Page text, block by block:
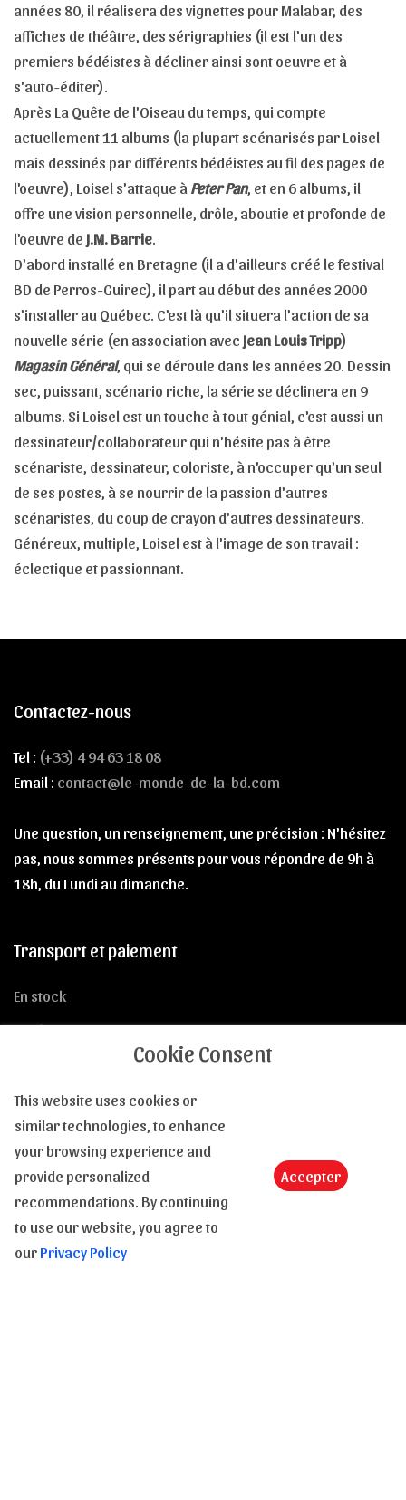
années 80, il réalisera des vignettes pour Malabar, des
affiches de théâtre, des sérigraphies (il est l'un des
premiers bédéistes à décliner ainsi sont oeuvre et à
s'auto-éditer).
Après La Quête de l'Oiseau du temps, qui compte
actuellement 11 albums (la plupart scénarisés par Loisel
mais dessinés par différents bédéistes au fil des pages de
l'oeuvre), Loisel s'attaque à Peter Pan, et en 6 albums, il
offre une vision personnelle, drôle, aboutie et profonde de
l'oeuvre de J.M. Barrie.
D'abord installé en Bretagne (il a d'ailleurs créé le festival
BD de Perros-Guirec), il part au début des années 2000
s'installer au Québec. C'est là qu'il situera l'action de sa
nouvelle série (en association avec Jean Louis Tripp)
Magasin Général, qui se déroule dans les années 20. Dessin
sec, puissant, scénario riche, la série se déclinera en 9
albums. Si Loisel est un touche à tout génial, c'est aussi un
dessinateur/collaborateur qui n'hésite pas à être
scénariste, dessinateur, coloriste, à n'occuper qu'un seul
de ses postes, à se nourrir de la passion d'autres
scénaristes, du coup de crayon d'autres dessinateurs.
Généreux, multiple, Loisel est à l'image de son travail :
éclectique et passionnant.
Contactez-nous
Tel : (+33) 4 94 63 18 08
Email : contact@le-monde-de-la-bd.com
Une question, un renseignement, une précision : N'hésitez
pas, nous sommes présents pour vous répondre de 9h à
18h, du Lundi au dimanche.
Transport et paiement
En stock
Expédition
Modes de paiement
Vie privée
Conditions de vente
Cookie Consent
This website uses cookies or
similar technologies, to enhance
your browsing experience and
provide personalized
recommendations. By continuing
to use our website, you agree to
our Privacy Policy
Accepter